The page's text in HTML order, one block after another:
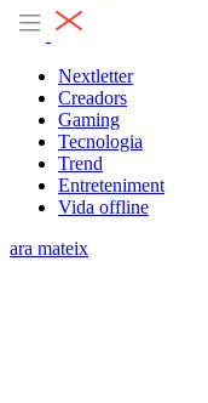
Nextletter
Creadors
Gaming
Tecnologia
Trend
Entreteniment
Vida offline
ara mateix